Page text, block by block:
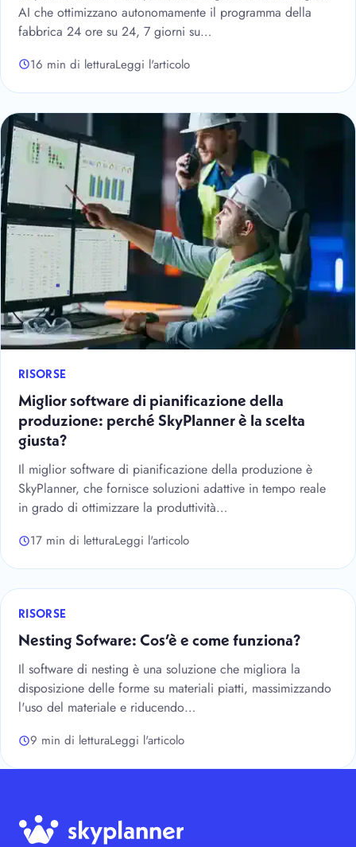
AI che ottimizzano autonomamente il programma della
fabbrica 24 ore su 24, 7 giorni su…
16 min di letturaLeggi l'articolo
RISORSE
Miglior software di pianificazione della
produzione: perché SkyPlanner è la scelta
giusta?
Il miglior software di pianificazione della produzione è
SkyPlanner, che fornisce soluzioni adattive in tempo reale
in grado di ottimizzare la produttività…
17 min di letturaLeggi l'articolo
RISORSE
Nesting Sofware: Cos’è e come funziona?
Il software di nesting è una soluzione che migliora la
disposizione delle forme su materiali piatti, massimizzando
l'uso del materiale e riducendo…
9 min di letturaLeggi l'articolo